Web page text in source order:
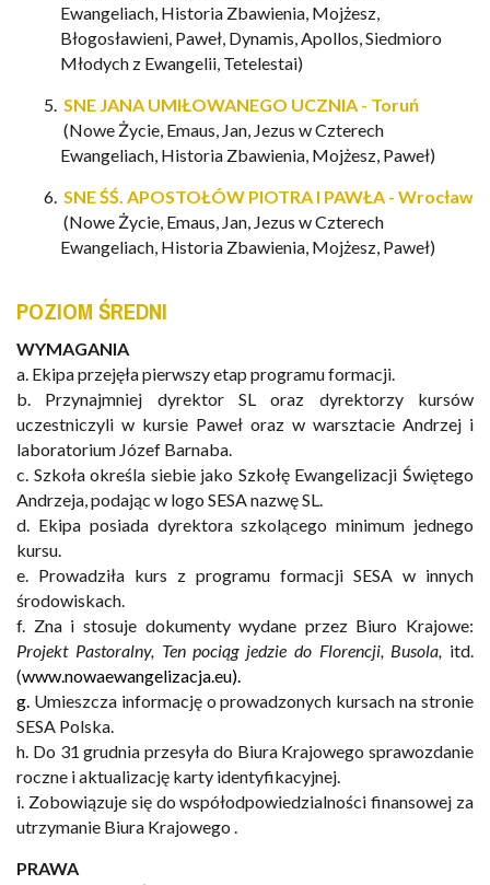
Ewangeliach , Historia Zbawienia, Mojżesz,
Błogosławieni, Paweł, Dynamis, Apollos, Siedmioro
Młodych z Ewangelii, Tetelestai)
SNE JANA UMIŁOWANEGO UCZNIA - Toruń
(Nowe Życie, Emaus, Jan, Jezus w Czterech
Ewangeliach , Historia Zbawienia, Mojżesz, Paweł)
SNE ŚŚ. APOSTOŁÓW PIOTRA I PAWŁA - Wrocław
(Nowe Życie, Emaus, Jan, Jezus w Czterech
Ewangeliach , Historia Zbawienia, Mojżesz, Paweł)
POZIOM ŚREDNI
WYMAGANIA
a. Ekipaprzejęłapierwszyetap programuformacji.
b. Przynajmniej dyrektor SL oraz dyrektorzy
kursów
uczestniczyli w kursie Paweł oraz w warsztacie Andrzej i
laboratorium Józef Barnaba.
c. Szkoła określa siebie jako Szkołę Ewangelizacji Świętego
Andrzeja, podając w logo SESA nazwęSL.
d. Ekipa posiada dyrektora szkolącego minimum jednego
kursu.
e. Prowadziła kurs z programu formacji SESA w innych
środowiskach.
f. Zna i stosuje dokumenty wydane przez Biuro Krajowe:
Projekt Pastoralny, Ten pociąg jedzie do Florencji, Busola, itd.
(www.nowaewangelizacja.eu).
g. Umieszcza informację o prowadzonych kursach na stronie
SESA Polska.
h. Do 31 grudnia przesyła do Biura Krajowego sprawozdanie
roczne iaktualizację karty identyfikacyjnej.
i. Zobowiązuje się do współodpowiedzialności finansowej za
utrzymanie Biura Krajowego
PRAWA